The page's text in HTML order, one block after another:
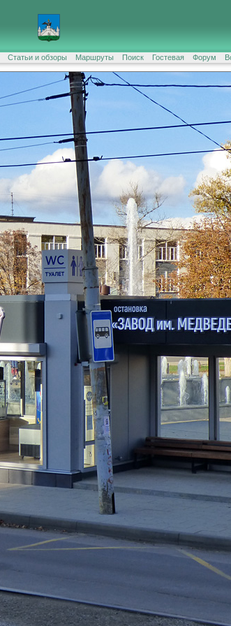
Статьи и обзоры Маршруты Поиск Гостевая Форум